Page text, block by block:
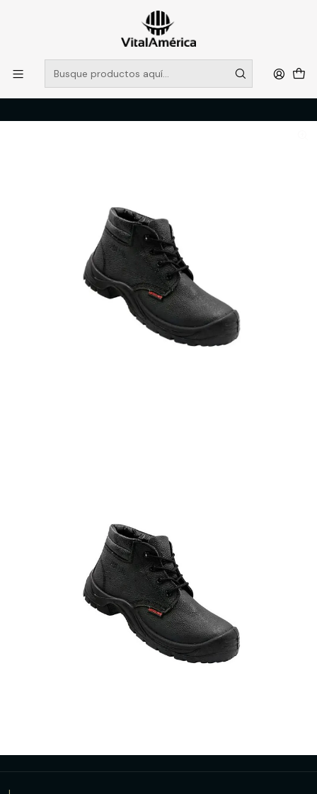
POR SISTEMA FRONTAL SOLO RETIROS EN TIENDA, DESDE
MUCHAS GRACIAS +569 5956 2237
Leer más
CALZADO
ZAPATOS DE SEGURIDAD
BOTIN BUFALO NEGRO ANTICLAVO PU-101 N°40